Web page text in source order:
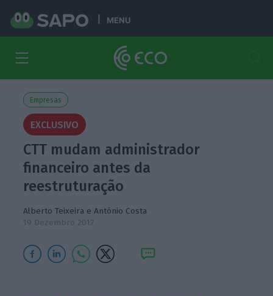
MENU
Empresas
EXCLUSIVO
CTT mudam administrador
financeiro antes da
reestruturação
Alberto Teixeira eAntónio Costa
19 Dezembro 2017